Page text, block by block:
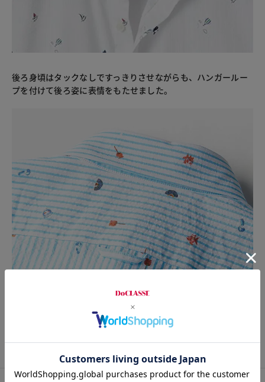
後ろ身頃はタックなしですっきりさせながらも、ハンガールー
プを付けて後ろ姿に表情をもたせました。